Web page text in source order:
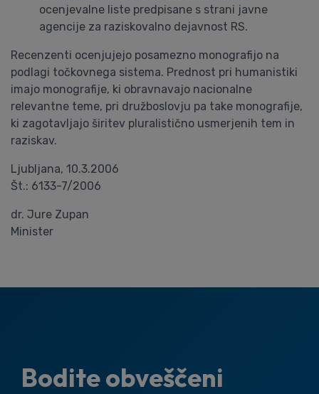
ocenjevalne liste predpisane s strani javne
agencije za raziskovalno dejavnost RS.
Recenzenti ocenjujejo posamezno monografijo na
podlagi točkovnega sistema. Prednost pri humanistiki
imajo monografije, ki obravnavajo nacionalne
relevantne teme, pri družboslovju pa take monografije,
ki zagotavljajo širitev pluralistično usmerjenih tem in
raziskav.
Ljubljana, 10.3.2006
Št.: 6133-7/2006
dr. Jure Zupan
Minister
Bodite obveščeni